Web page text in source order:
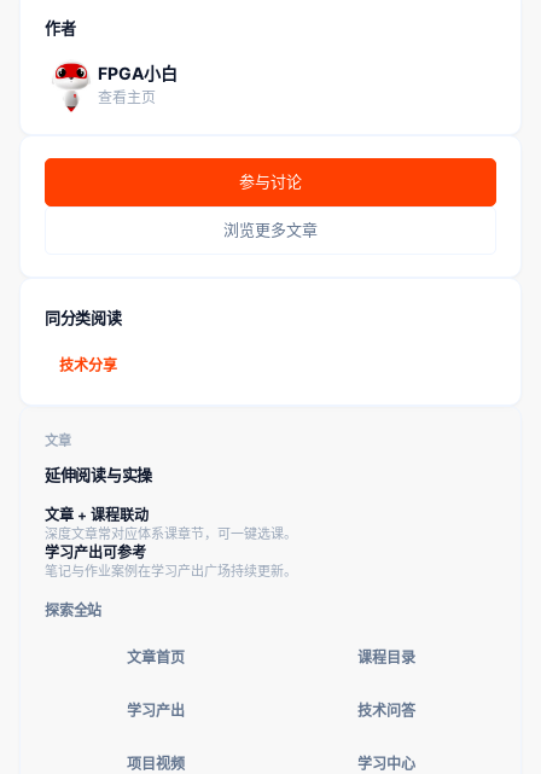
作者
FPGA小白
查看主页
参与讨论
浏览更多文章
同分类阅读
技术分享
文章
延伸阅读与实操
文章 + 课程联动
深度文章常对应体系课章节，可一键选课。
学习产出可参考
笔记与作业案例在学习产出广场持续更新。
探索全站
文章首页 课程目录
学习产出 技术问答
项目视频 学习中心